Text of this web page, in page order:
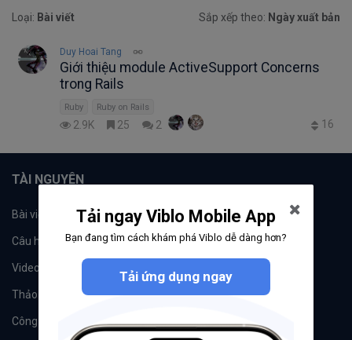
Loại: Bài viết Sắp xếp theo: Ngày xuất bản
Duy Hoai Tang
Giới thiệu module ActiveSupport Concerns
trong Rails
Ruby Ruby on Rails
2.9K 25 2 16
TÀI NGUYÊN
Bài viết Tổ chức
Câu hỏi Tags
Videos
Thảo luận Đề xuất hệ thống
Công cụ Machine Learning
Tải ngay Viblo Mobile App
Bạn đang tìm cách khám phá Viblo dễ dàng hơn?
Tải ứng dụng ngay